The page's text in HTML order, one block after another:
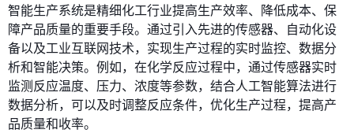
智能生产系统是精细化工行业提高生产效率、降低成本、保
障产品质量的重要手段。通过引入先进的传感器、自动化设
备以及工业互联网技术，实现生产过程的实时监控、数据分
析和智能决策。例如，在化学反应过程中，通过传感器实时
监测反应温度、压力、浓度等参数，结合人工智能算法进行
数据分析，可以及时调整反应条件，优化生产过程，提高产
品质量和收率。